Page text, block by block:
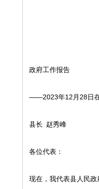
政府工作报告
——2023年12月28日
县长 赵秀峰
各位代表：
现在，我代表县人民政